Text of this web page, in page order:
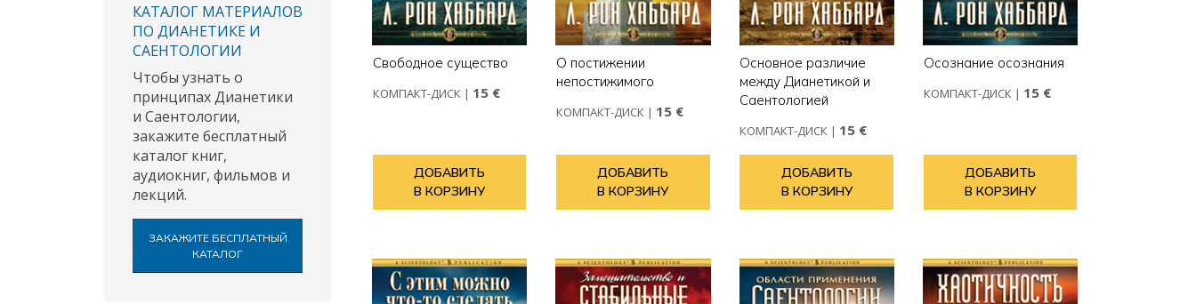
КАТАЛОГ МАТЕРИАЛОВ
ПО ДИАНЕТИКЕ И
САЕНТОЛОГИИ
Чтобы узнать о
принципах Дианетики
и Саентологии,
закажите бесплатный
каталог книг,
аудиокниг, фильмов и
лекций.
ЗАКАЖИТЕ БЕСПЛАТНЫЙ
КАТАЛОГ
Свободное существо
КОМПАКТ-ДИСК| 15 €
ДОБАВИТЬ
В КОРЗИНУ
О постижении
непостижимого
КОМПАКТ-ДИСК | 15 €
ДОБАВИТЬ
В КОРЗИНУ
Основное различие
между Дианетикой и
Саентологией
КОМПАКТ-ДИСК | 15 €
ДОБАВИТЬ
В КОРЗИНУ
Осознание осознания
КОМПАКТ-ДИСК| 15 €
ДОБАВИТЬ
В КОРЗИНУ